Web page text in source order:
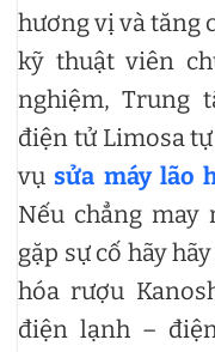
hương vị và tăng
kỹ thuật viên
nghiệm, Trung
điện tử Limosa
vụsửa máy lão
Nếu chẳng may
gặp sự cố hãy
hóa rượu
điện lạnh –